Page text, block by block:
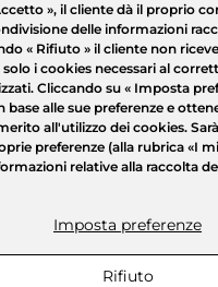
», il cliente dà il proprio
delle informazioni
« Rifiuto » il cliente non
solo i cookies necessari al
Cliccando su « Imposta
base alle sue preferenze e
all'utilizzo dei cookies.
preferenze (alla rubrica «I
relative alla raccolta
Imposta preferenze
Rifiuto